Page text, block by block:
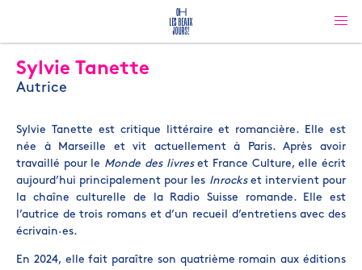
Sylvie Tanette
Autrice
Sylvie Tanette est critique littéraire et romancière. Elle est
née à Marseille et vit actuellement à Paris. Après avoir
travaillé pour le Monde des livreset France Culture, elle écrit
aujourd’hui principalement pour les Inrockset intervient pour
la chaîne culturelle de la Radio Suisse romande. Elle est
l’autrice de trois romans et d’un recueil d’entretiens avec des
écrivain·es.
En 2024, elle fait paraître son quatrième romain aux éditions